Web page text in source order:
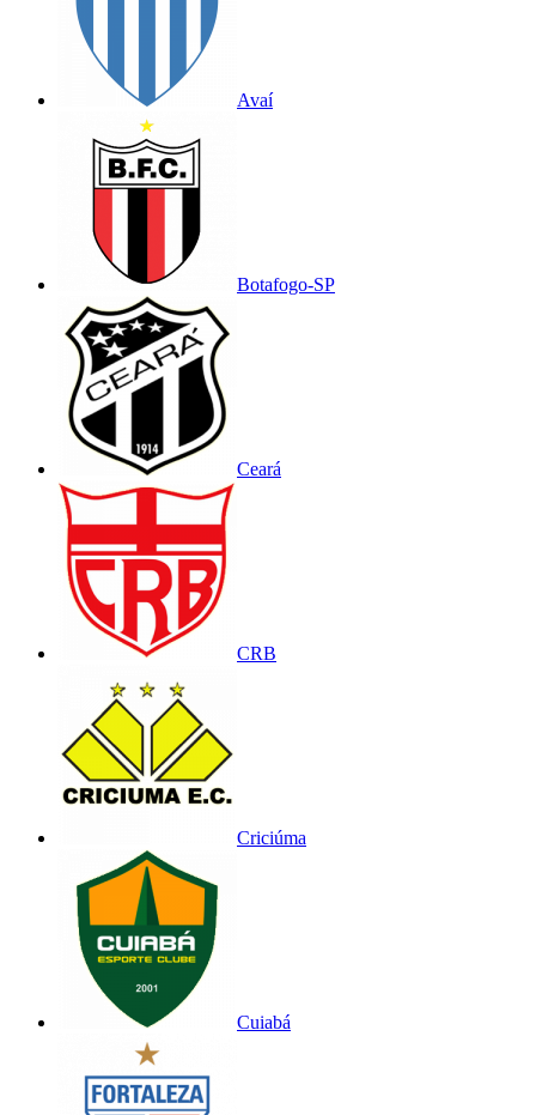
Avaí
Botafogo-SP
Ceará
CRB
Criciúma
Cuiabá